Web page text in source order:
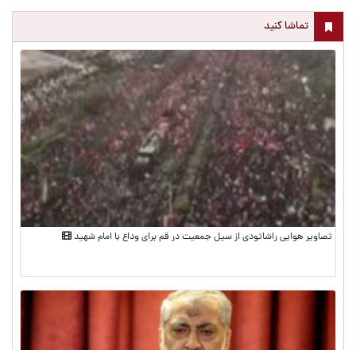
تماشا کنید
تصاویر هوایی راشاتودی از سیل جمعیت در قم برای وداع با امام شهید